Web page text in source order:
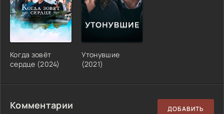
Когда зовёт
сердце (2024)
Утонувшие
(2021)
Комментарии ДОБАВИТЬ